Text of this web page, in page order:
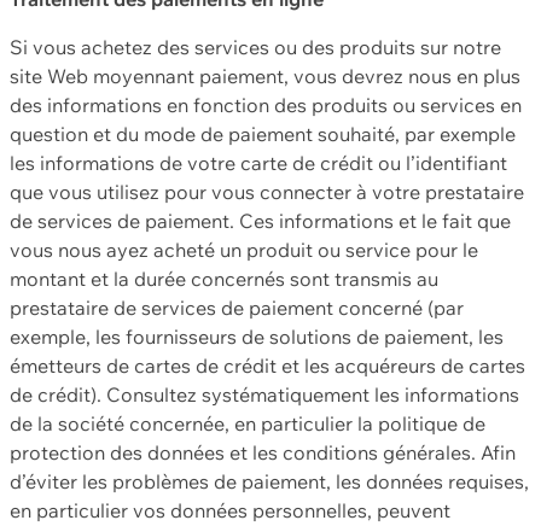
Si vous achetez des services ou des produits sur notre
site Web moyennant paiement, vous devrez nous en plus
des informations en fonction des produits ou services en
question et du mode de paiement souhaité, par exemple
les informations de votre carte de crédit ou l’identifiant
que vous utilisez pour vous connecter à votre prestataire
de services de paiement. Ces informations et le fait que
vous nous ayez acheté un produit ou service pour le
montant et la durée concernés sont transmis au
prestataire de services de paiement concerné (par
exemple, les fournisseurs de solutions de paiement, les
émetteurs de cartes de crédit et les acquéreurs de cartes
de crédit). Consultez systématiquement les informations
de la société concernée, en particulier la politique de
protection des données et les conditions générales. Afin
d’éviter les problèmes de paiement, les données requises,
en particulier vos données personnelles, peuvent